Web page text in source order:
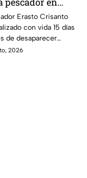
a 100 metros de
15 días
Erasto Crisanto
con vida 15 días
de desaparecer
pescaba en un
2026